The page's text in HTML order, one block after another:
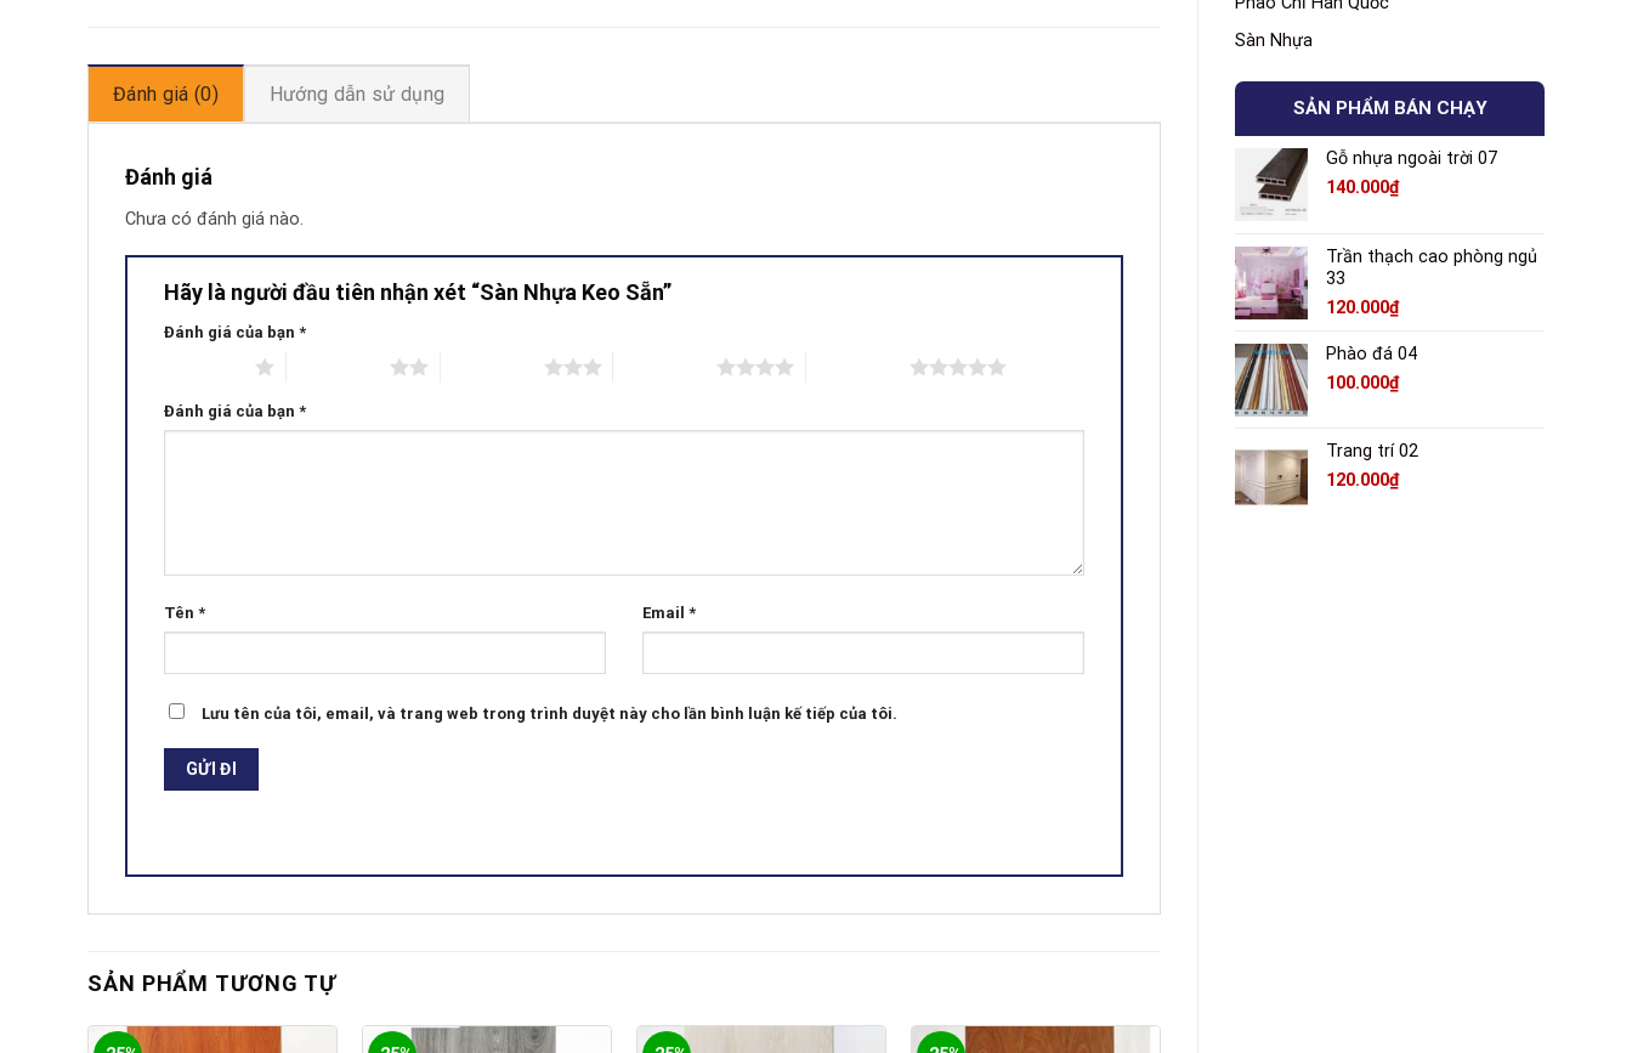
Sàn Nhựa
SẢN PHẨM BÁN CHẠY
Gỗ nhựa ngoài trời 07
140.000₫
Trần thạch cao phòng ngủ
33
120.000₫
Phào đá 04
100.000₫
Trang trí 02
120.000₫
Đánh giá (0) Hướng dẫn sử dụng
Đánh giá
Chưa có đánh giá nào.
Hãy là người đầu tiên nhận xét “Sàn Nhựa Keo Sẵn”
Đánh giá của bạn *
Đánh giá của bạn *
Tên * Email *
Lưu tên của tôi, email, và trang web trong trình duyệt này cho lần bình luận kế tiếp của tôi.
SẢN PHẨM TƯƠNG TỰ